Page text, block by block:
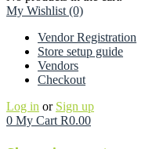
My Wishlist (0)
Vendor Registration
Store setup guide
Vendors
Checkout
Log in or Sign up
0 My Cart R0.00